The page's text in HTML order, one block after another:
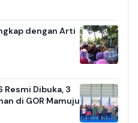
dengan Arti
Dibuka, 3
di GOR Mamuju